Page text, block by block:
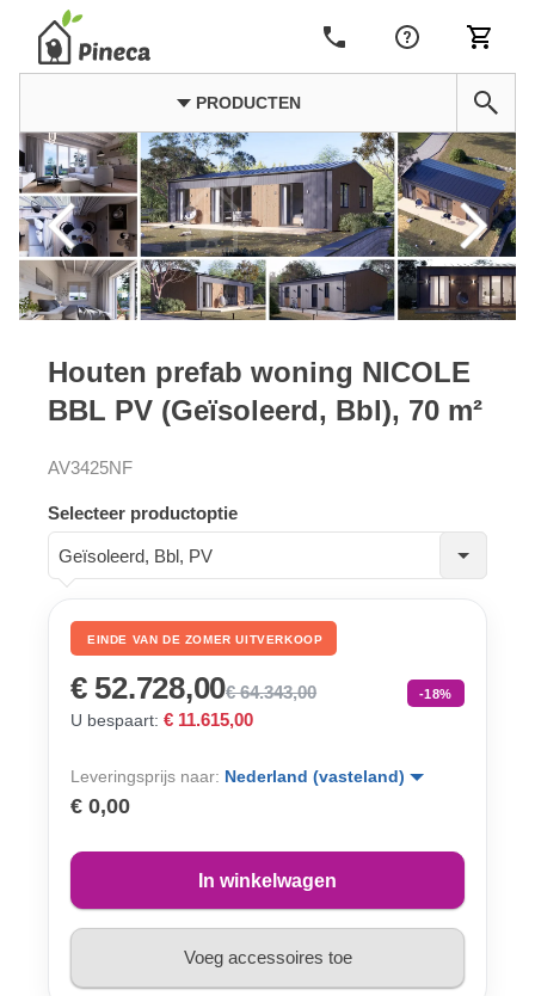
PRODUCTEN
Houten prefab woning NICOLE
BBL PV (Geïsoleerd, Bbl), 70 m²
AV3425NF
Selecteer productoptie
Geïsoleerd, Bbl, PV
EINDE VAN DE ZOMER UITVERKOOP
€ 52.728,00€ 64.343,00 -18%
U bespaart: € 11.615,00
Leveringsprijs naar: Nederland (vasteland)
€ 0,00
In winkelwagen
Voeg accessoires toe